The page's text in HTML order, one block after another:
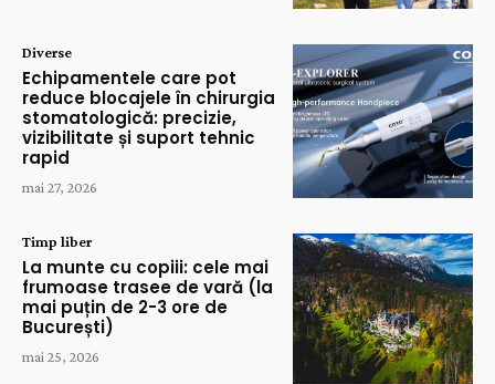
Diverse
Echipamentele care pot
reduce blocajele în chirurgia
stomatologică: precizie,
vizibilitate și suport tehnic
rapid
mai 27, 2026
Timp liber
La munte cu copiii: cele mai
frumoase trasee de vară (la
mai puțin de 2-3 ore de
București)
mai 25, 2026